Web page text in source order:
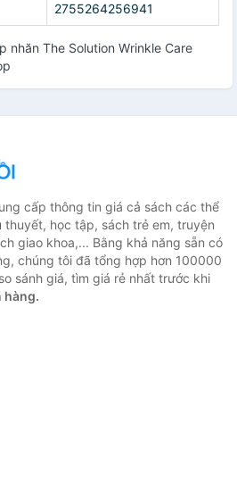
2755264256941
nhăn The Solution Wrinkle Care
cấp thông tin giá cả sách các thể
thuyết, học tập, sách trẻ em, truyện
giao khoa,... Bằng khả năng sẵn có
chúng tôi đã tổng hợp hơn 100000
sánh giá, tìm giá rẻ nhất trước khi
hàng.